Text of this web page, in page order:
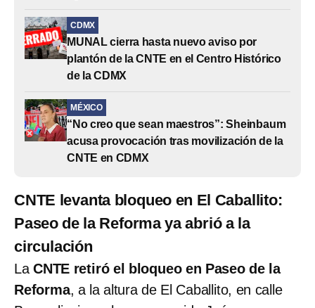
CDMX
MUNAL cierra hasta nuevo aviso por
plantón de la CNTE en el Centro Histórico
de la CDMX
MÉXICO
“No creo que sean maestros”: Sheinbaum
acusa provocación tras movilización de la
CNTE en CDMX
CNTE levanta bloqueo en El Caballito:
Paseo de la Reforma ya abrió a la
circulación
La CNTE retiró el bloqueo en Paseo de la
Reforma, a la altura de El Caballito, en calle